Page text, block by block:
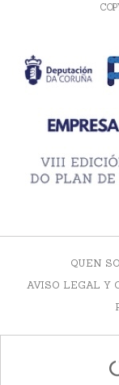
QUEN
AVISO LEGAL Y